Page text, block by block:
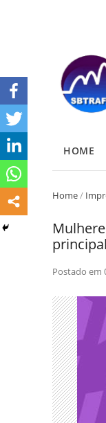
HOME
Home/
Postado em